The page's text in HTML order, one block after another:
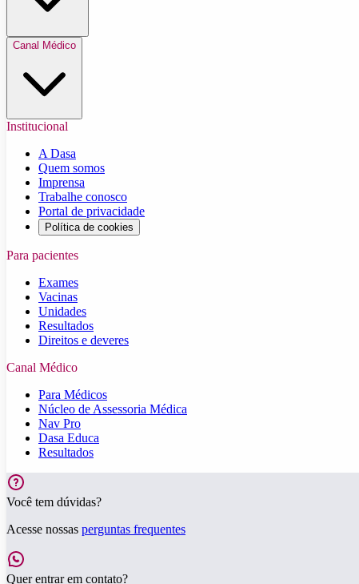
Canal Médico
Institucional
A Dasa
Quem somos
Imprensa
Trabalhe conosco
Portal de privacidade
Política de cookies
Para pacientes
Exames
Vacinas
Unidades
Resultados
Direitos e deveres
Canal Médico
Para Médicos
Núcleo de Assessoria Médica
Nav Pro
Dasa Educa
Resultados
Você tem dúvidas?
Acesse nossas perguntas frequentes
Quer entrar em contato?